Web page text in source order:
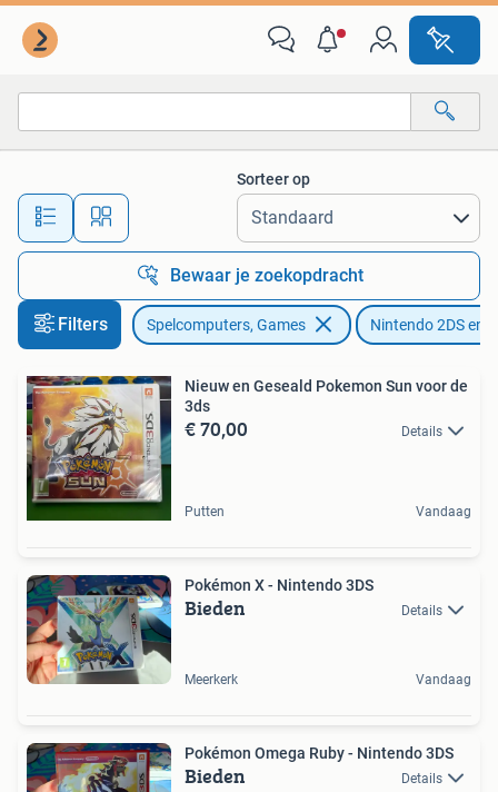
Alle afstanden…
Sorteer op
Bewaar je zoekopdracht
Filters Spelcomputers, Games Nintendo 2DS en
Nieuw en Geseald Pokemon Sun voor de
3ds
€ 70,00 Details
Putten Vandaag
Pokémon X - Nintendo 3DS
Bieden Details
Meerkerk Vandaag
Pokémon Omega Ruby - Nintendo 3DS
Bieden Details